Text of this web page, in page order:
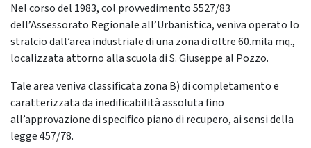
Nel corso del 1983, col provvedimento 5527/83
dell’Assessorato Regionale all’Urbanistica, veniva operato lo
stralcio dall’area industriale di una zona di oltre 60.mila mq.,
localizzata attorno alla scuola di S. Giuseppe al Pozzo.
Tale area veniva classificata zona B) di completamento e
caratterizzata da inedificabilità assoluta fino
all’approvazione di specifico piano di recupero, ai sensi della
legge 457/78.